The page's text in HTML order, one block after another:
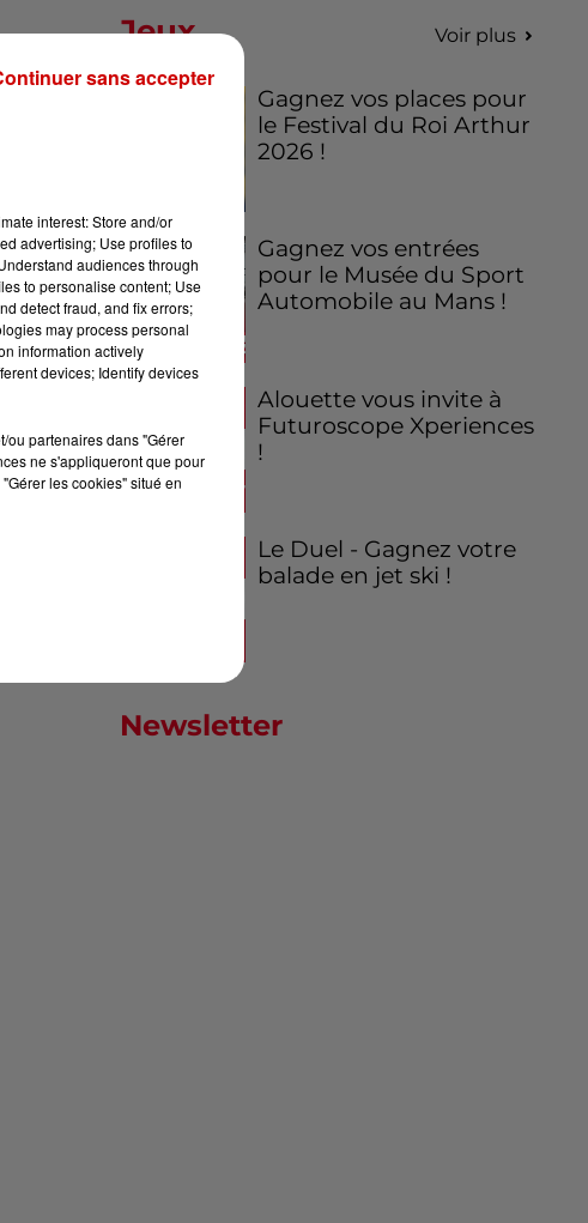
Jeux Voir plus
Gagnez vos places pour
le Festival du Roi Arthur
2026 !
Gagnez vos entrées
pour le Musée du Sport
Automobile au Mans !
Alouette vous invite à
Futuroscope Xperiences
!
Le Duel - Gagnez votre
balade en jet ski !
Newsletter
interest: Store and/or
advertising; Use profiles to
audiences through
to personalise content; Use
detect fraud, and fix errors;
may process personal
information actively
devices; Identify devices
ou partenaires dans "Gérer
ne s'appliqueront que pour
les cookies" situé en
sans accepter